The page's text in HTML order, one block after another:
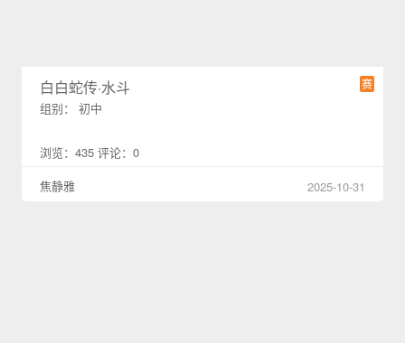
赛
白白蛇传·水斗
组别： 初中
浏览：435 评论：0
焦静雅
2025-10-31